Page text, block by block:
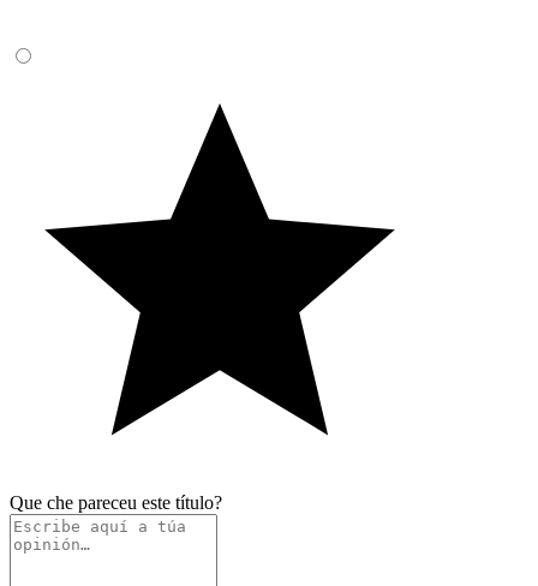
Que che pareceu este título?